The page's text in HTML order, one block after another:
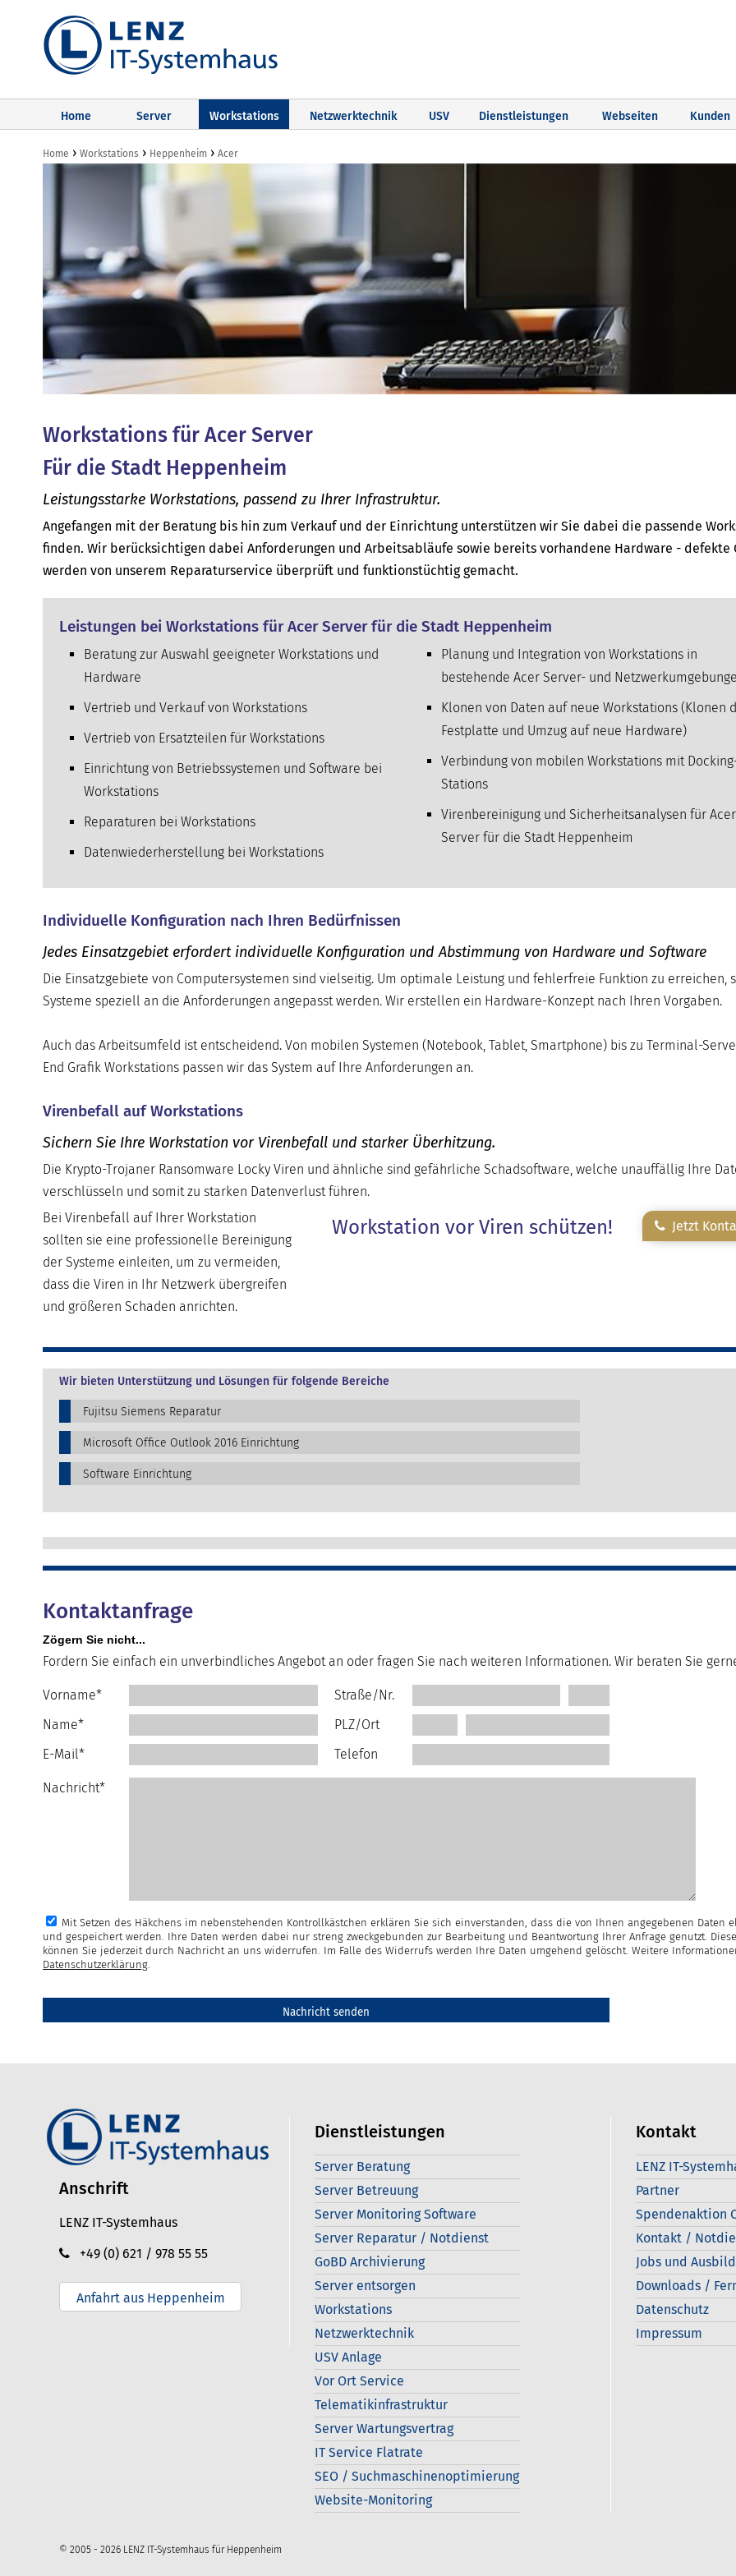
Home Server Workstations Netzwerktechnik USV Dienstleistungen Webseiten Kunden
Home › Workstations › Heppenheim › Acer
Workstations für Acer Server
Für die Stadt Heppenheim
Leistungsstarke Workstations, passend zu Ihrer Infrastruktur.
Angefangen mit der Beratung bis hin zum Verkauf und der Einrichtung unterstützen wir Sie dabei die passende
finden. Wir berücksichtigen dabei Anforderungen und Arbeitsabläufe sowie bereits vorhandene Hardware - defekte
werden von unserem Reparaturservice überprüft und funktionstüchtig gemacht.
Leistungen bei Workstations für Acer Server für die Stadt Heppenheim
Beratung zur Auswahl geeigneter Workstations und
Hardware
Vertrieb und Verkauf von Workstations
Vertrieb von Ersatzteilen für Workstations
Einrichtung von Betriebssystemen und Software bei
Workstations
Reparaturen bei Workstations
Datenwiederherstellung bei Workstations
Planung und Integration von Workstations in
bestehende Acer Server- und
Klonen von Daten auf neue Workstations (Klonen
Festplatte und Umzug auf neue Hardware)
Verbindung von mobilen Workstations mit
Stations
Virenbereinigung und Sicherheitsanalysen für Acer
Server für die Stadt Heppenheim
Individuelle Konfiguration nach Ihren Bedürfnissen
Jedes Einsatzgebiet erfordert individuelle Konfiguration und Abstimmung von Hardware und Software
Die Einsatzgebiete von Computersystemen sind vielseitig. Um optimale Leistung und fehlerfreie Funktion zu erreichen,
Systeme speziell an die Anforderungen angepasst werden. Wir erstellen ein Hardware-Konzept nach Ihren Vorgaben.
Auch das Arbeitsumfeld ist entscheidend. Von mobilen Systemen (Notebook, Tablet, Smartphone) bis zu Terminal-
End Grafik Workstations passen wir das System auf Ihre Anforderungen an.
Virenbefall auf Workstations
Sichern Sie Ihre Workstation vor Virenbefall und starker Überhitzung.
Die Krypto-Trojaner Ransomware Locky Viren und ähnliche sind gefährliche Schadsoftware, welche unauffällig Ihre
verschlüsseln und somit zu starken Datenverlust führen.
Bei Virenbefall auf Ihrer Workstation
sollten sie eine professionelle Bereinigung
der Systeme einleiten, um zu vermeiden,
dass die Viren in Ihr Netzwerk übergreifen
und größeren Schaden anrichten.
Workstation vor Viren schützen! Jetzt
Wir bieten Unterstützung und Lösungen für folgende Bereiche
Fujitsu Siemens Reparatur
Microsoft Office Outlook 2016 Einrichtung
Software Einrichtung
Kontaktanfrage
Zögern Sie nicht...
Fordern Sie einfach ein unverbindliches Angebot an oder fragen Sie nach weiteren Informationen. Wir beraten Sie
Vorname*
Name*
E-Mail*
Straße/Nr.
PLZ/Ort
Telefon
Nachricht*
Mit Setzen des Häkchens im nebenstehenden Kontrollkästchen erklären Sie sich einverstanden, dass die von Ihnen angegebenen Daten
und gespeichert werden. Ihre Daten werden dabei nur streng zweckgebunden zur Bearbeitung und Beantwortung Ihrer Anfrage genutzt.
können Sie jederzeit durch Nachricht an uns widerrufen. Im Falle des Widerrufs werden Ihre Daten umgehend gelöscht. Weitere
Datenschutzerklärung.
Anschrift
LENZ IT-Systemhaus
+49 (0) 621 / 978 55 55
Anfahrt aus Heppenheim
Dienstleistungen
Server Beratung
Server Betreuung
Server Monitoring Software
Server Reparatur / Notdienst
GoBD Archivierung
Server entsorgen
Workstations
Netzwerktechnik
USV Anlage
Vor Ort Service
Telematikinfrastruktur
Server Wartungsvertrag
IT Service Flatrate
SEO / Suchmaschinenoptimierung
Website-Monitoring
Kontakt
LENZ IT-
Partner
Spendenaktion
Kontakt /
Jobs und
Downloads /
Datenschutz
Impressum
© 2005 - 2026 LENZ IT-Systemhaus für Heppenheim